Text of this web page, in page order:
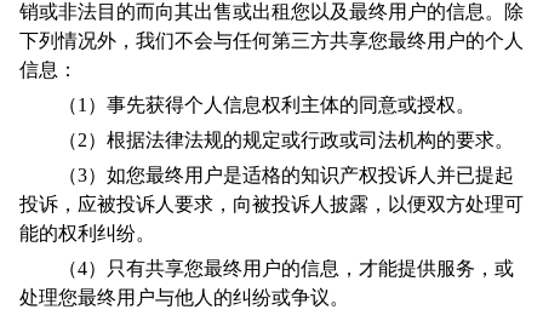
销或非法目的而向其出售或出租您以及最终用户的信息。除
下列情况外，我们不会与任何第三方共享您最终用户的个人
信息：
（1）事先获得个人信息权利主体的同意或授权。
（2）根据法律法规的规定或行政或司法机构的要求。
（3）如您最终用户是适格的知识产权投诉人并已提起
投诉，应被投诉人要求，向被投诉人披露，以便双方处理可
能的权利纠纷。
（4）只有共享您最终用户的信息，才能提供服务，或
处理您最终用户与他人的纠纷或争议。